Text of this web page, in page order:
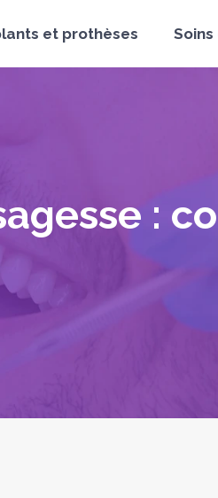
et prothèses
: